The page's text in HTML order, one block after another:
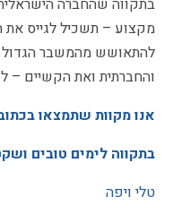
בתקווה שהחברה
מקצוע – תשכיל לגייס את
להתאושש מהמשבר הגדול
והחברתית ואת הקשיים –
אנו מקוות שתמצאו
בתקווה לימים טובים
טלי ויפה